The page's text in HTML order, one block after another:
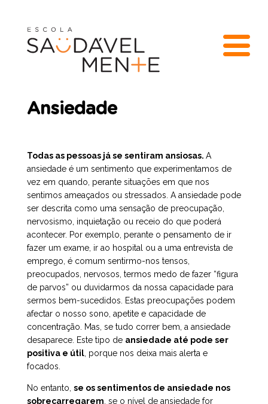
Ansiedade
Todas as pessoas já se sentiram ansiosas. A
ansiedade é um sentimento que experimentamos de
vez em quando, perante situações em que nos
sentimos ameaçados ou stressados. A ansiedade pode
ser descrita como uma sensação de preocupação,
nervosismo, inquietação ou receio do que poderá
acontecer. Por exemplo, perante o pensamento de ir
fazer um exame, ir ao hospital ou a uma entrevista de
emprego, é comum sentirmo-nos tensos,
preocupados, nervosos, termos medo de fazer “figura
de parvos” ou duvidarmos da nossa capacidade para
sermos bem-sucedidos. Estas preocupações podem
afectar o nosso sono, apetite e capacidade de
concentração. Mas, se tudo correr bem, a ansiedade
desaparece. Este tipo de ansiedade até pode ser
positiva e útil , porque nos deixa mais alerta e
focados.
No entanto, se os sentimentos de ansiedade nos
sobrecarregarem , se o nível de ansiedade for